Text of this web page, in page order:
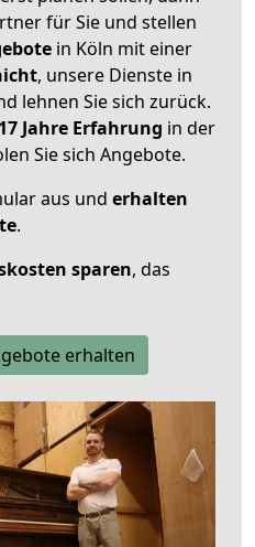
für Sie und stellen
in Köln mit einer
, unsere Dienste in
lehnen Sie sich zurück.
Jahre Erfahrung in der
Sie sich Angebote.
aus und erhalten
.
sparen, das
erhalten